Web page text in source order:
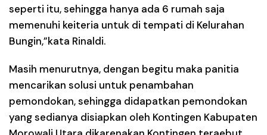
seperti itu, sehingga hanya ada 6 rumah saja
memenuhi keiteria untuk di tempati di Kelurahan
Bungin,”kata Rinaldi.
Masih menurutnya, dengan begitu maka panitia
mencarikan solusi untuk penambahan
pemondokan, sehingga didapatkan pemondokan
yang sedianya disiapkan oleh Kontingen Kabupaten